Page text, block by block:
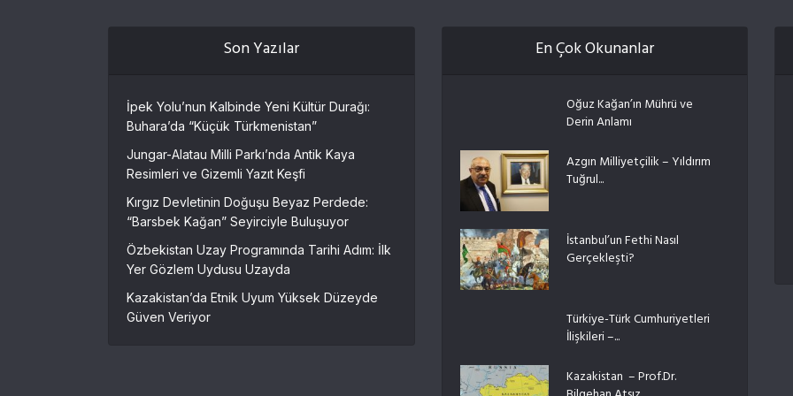
Son Yazılar
İpek Yolu’nun Kalbinde Yeni Kültür Durağı:
Buhara’da “Küçük Türkmenistan”
Jungar-Alatau Milli Parkı’nda Antik Kaya
Resimleri ve Gizemli Yazıt Keşfi
Kırgız Devletinin Doğuşu Beyaz Perdede:
“Barsbek Kağan” Seyirciyle Buluşuyor
Özbekistan Uzay Programında Tarihi Adım: İlk
Yer Gözlem Uydusu Uzayda
Kazakistan’da Etnik Uyum Yüksek Düzeyde
Güven Veriyor
En Çok Okunanlar
Oğuz Kağan’ın Mührü ve
Derin Anlamı
Azgın Milliyetçilik – Yıldırım
Tuğrul...
İstanbul’un Fethi Nasıl
Gerçekleşti?
Türkiye-Türk Cumhuriyetleri
İlişkileri –...
Kazakistan – Prof.Dr.